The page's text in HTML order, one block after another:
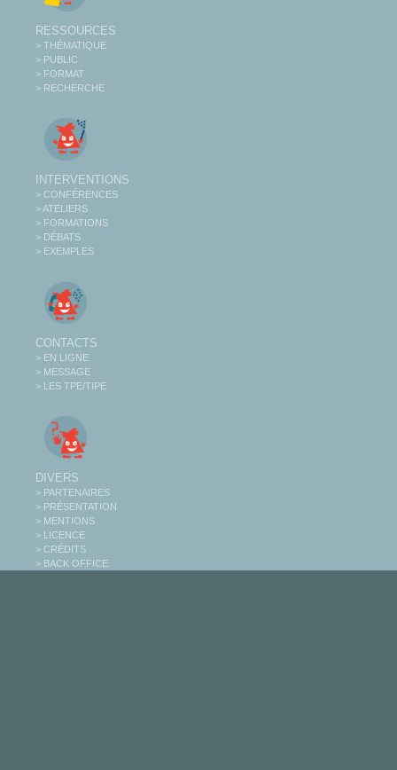
RESSOURCES
> THÉMATIQUE
> PUBLIC
> FORMAT
> RECHERCHE
INTERVENTIONS
> CONFÉRENCES
> ATELIERS
> FORMATIONS
> DÉBATS
> EXEMPLES
CONTACTS
> EN LIGNE
> MESSAGE
> LES TPE/TIPE
DIVERS
> PARTENAIRES
> PRÉSENTATION
> MENTIONS
> LICENCE
> CRÉDITS
> BACK OFFICE